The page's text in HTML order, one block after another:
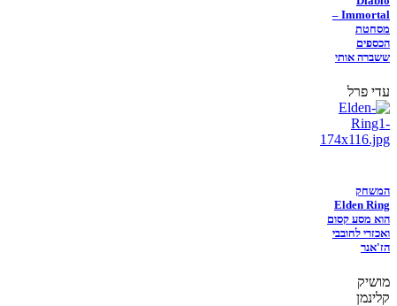
Immortal –
מסחטת
הכספים
ששברה אותי
עדי פרל
המשחק
Elden Ring
הוא מסע קסום
ואכזרי לחובבי
הז'אנר
מושיק
קלינמן